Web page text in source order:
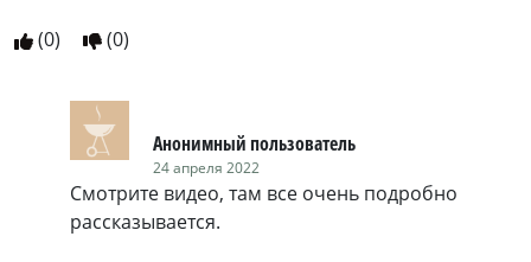
(0) (0)
Анонимный пользователь
24 апреля 2022
Смотрите видео, там все очень подробно
рассказывается.